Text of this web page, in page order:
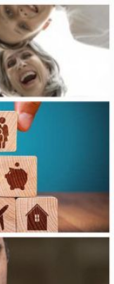
Découvrir
l'UNSA